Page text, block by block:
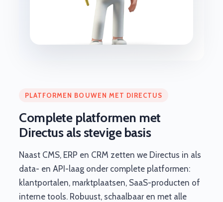
PLATFORMEN BOUWEN MET DIRECTUS
Complete platformen met
Directus als stevige basis
Naast CMS, ERP en CRM zetten we Directus in als
data- en API-laag onder complete platformen:
klantportalen, marktplaatsen, SaaS-producten of
interne tools. Robuust, schaalbaar en met alle